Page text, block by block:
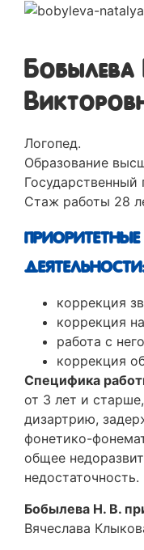
Бобылева
Логопед.
Образование
Государственный
Стаж работы 28
коррекция
коррекция
работа с
коррекция
Специфика
от 3 лет и
дизартрию,
фонетико-
общее
недостаточность.
Бобылева Н. В.
Вячеслава